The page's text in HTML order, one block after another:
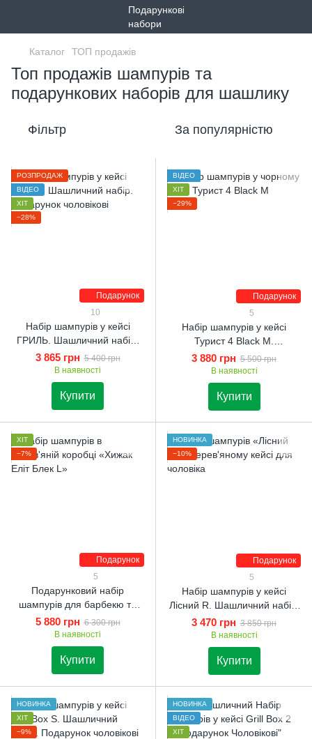
Каталог ТОП продажів
Топ продажів шампурів та
подарункових наборів для шашлику
Фільтр За популярністю
Подарунок
РОЗПРОДАЖ
ВІДЕО
ХІТ
−28%
10
Набір шампурів у кейсі
ГРИЛЬ. Шашличний набір.
Подарунок чоловікові
3 865 грн 5 400 грн
В наявності
Купити
Подарунок
ВІДЕО
ХІТ
−29%
5
Набір шампурів у кейсі
Турист 4 Black M.
Шашличний набір.
Подарунок братові
3 880 грн 5 500 грн
В наявності
Купити
Подарунок
ХІТ
−7%
5
Подарунковий набір
шампурів для барбекю та
гриля Хижак Еліт Блек L.
Подарунок чоловікові
5 880 грн 6 300 грн
В наявності
Купити
Подарунок
НОВИНКА
−10%
5
Набір шампурів у кейсі
Лісний R. Шашличний набір.
Подарунок чоловікові
3 470 грн 3 850 грн
В наявності
Купити
НОВИНКА
ХІТ
−9%
НОВИНКА
ВІДЕО
ХІТ